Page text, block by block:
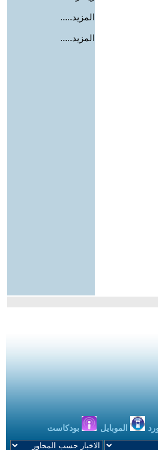
المزيد.....
المزيد.....
الموبايل بودكاست